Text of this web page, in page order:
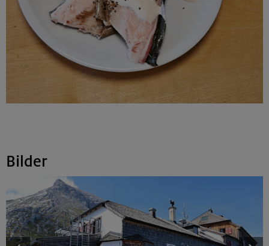
Bilder